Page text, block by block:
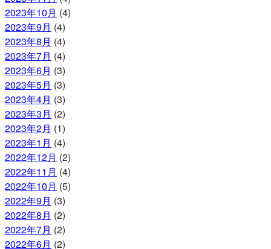
2023年10月 (4)
2023年9月 (4)
2023年8月 (4)
2023年7月 (4)
2023年6月 (3)
2023年5月 (3)
2023年4月 (3)
2023年3月 (2)
2023年2月 (1)
2023年1月 (4)
2022年12月 (2)
2022年11月 (4)
2022年10月 (5)
2022年9月 (3)
2022年8月 (2)
2022年7月 (2)
2022年6月 (2)